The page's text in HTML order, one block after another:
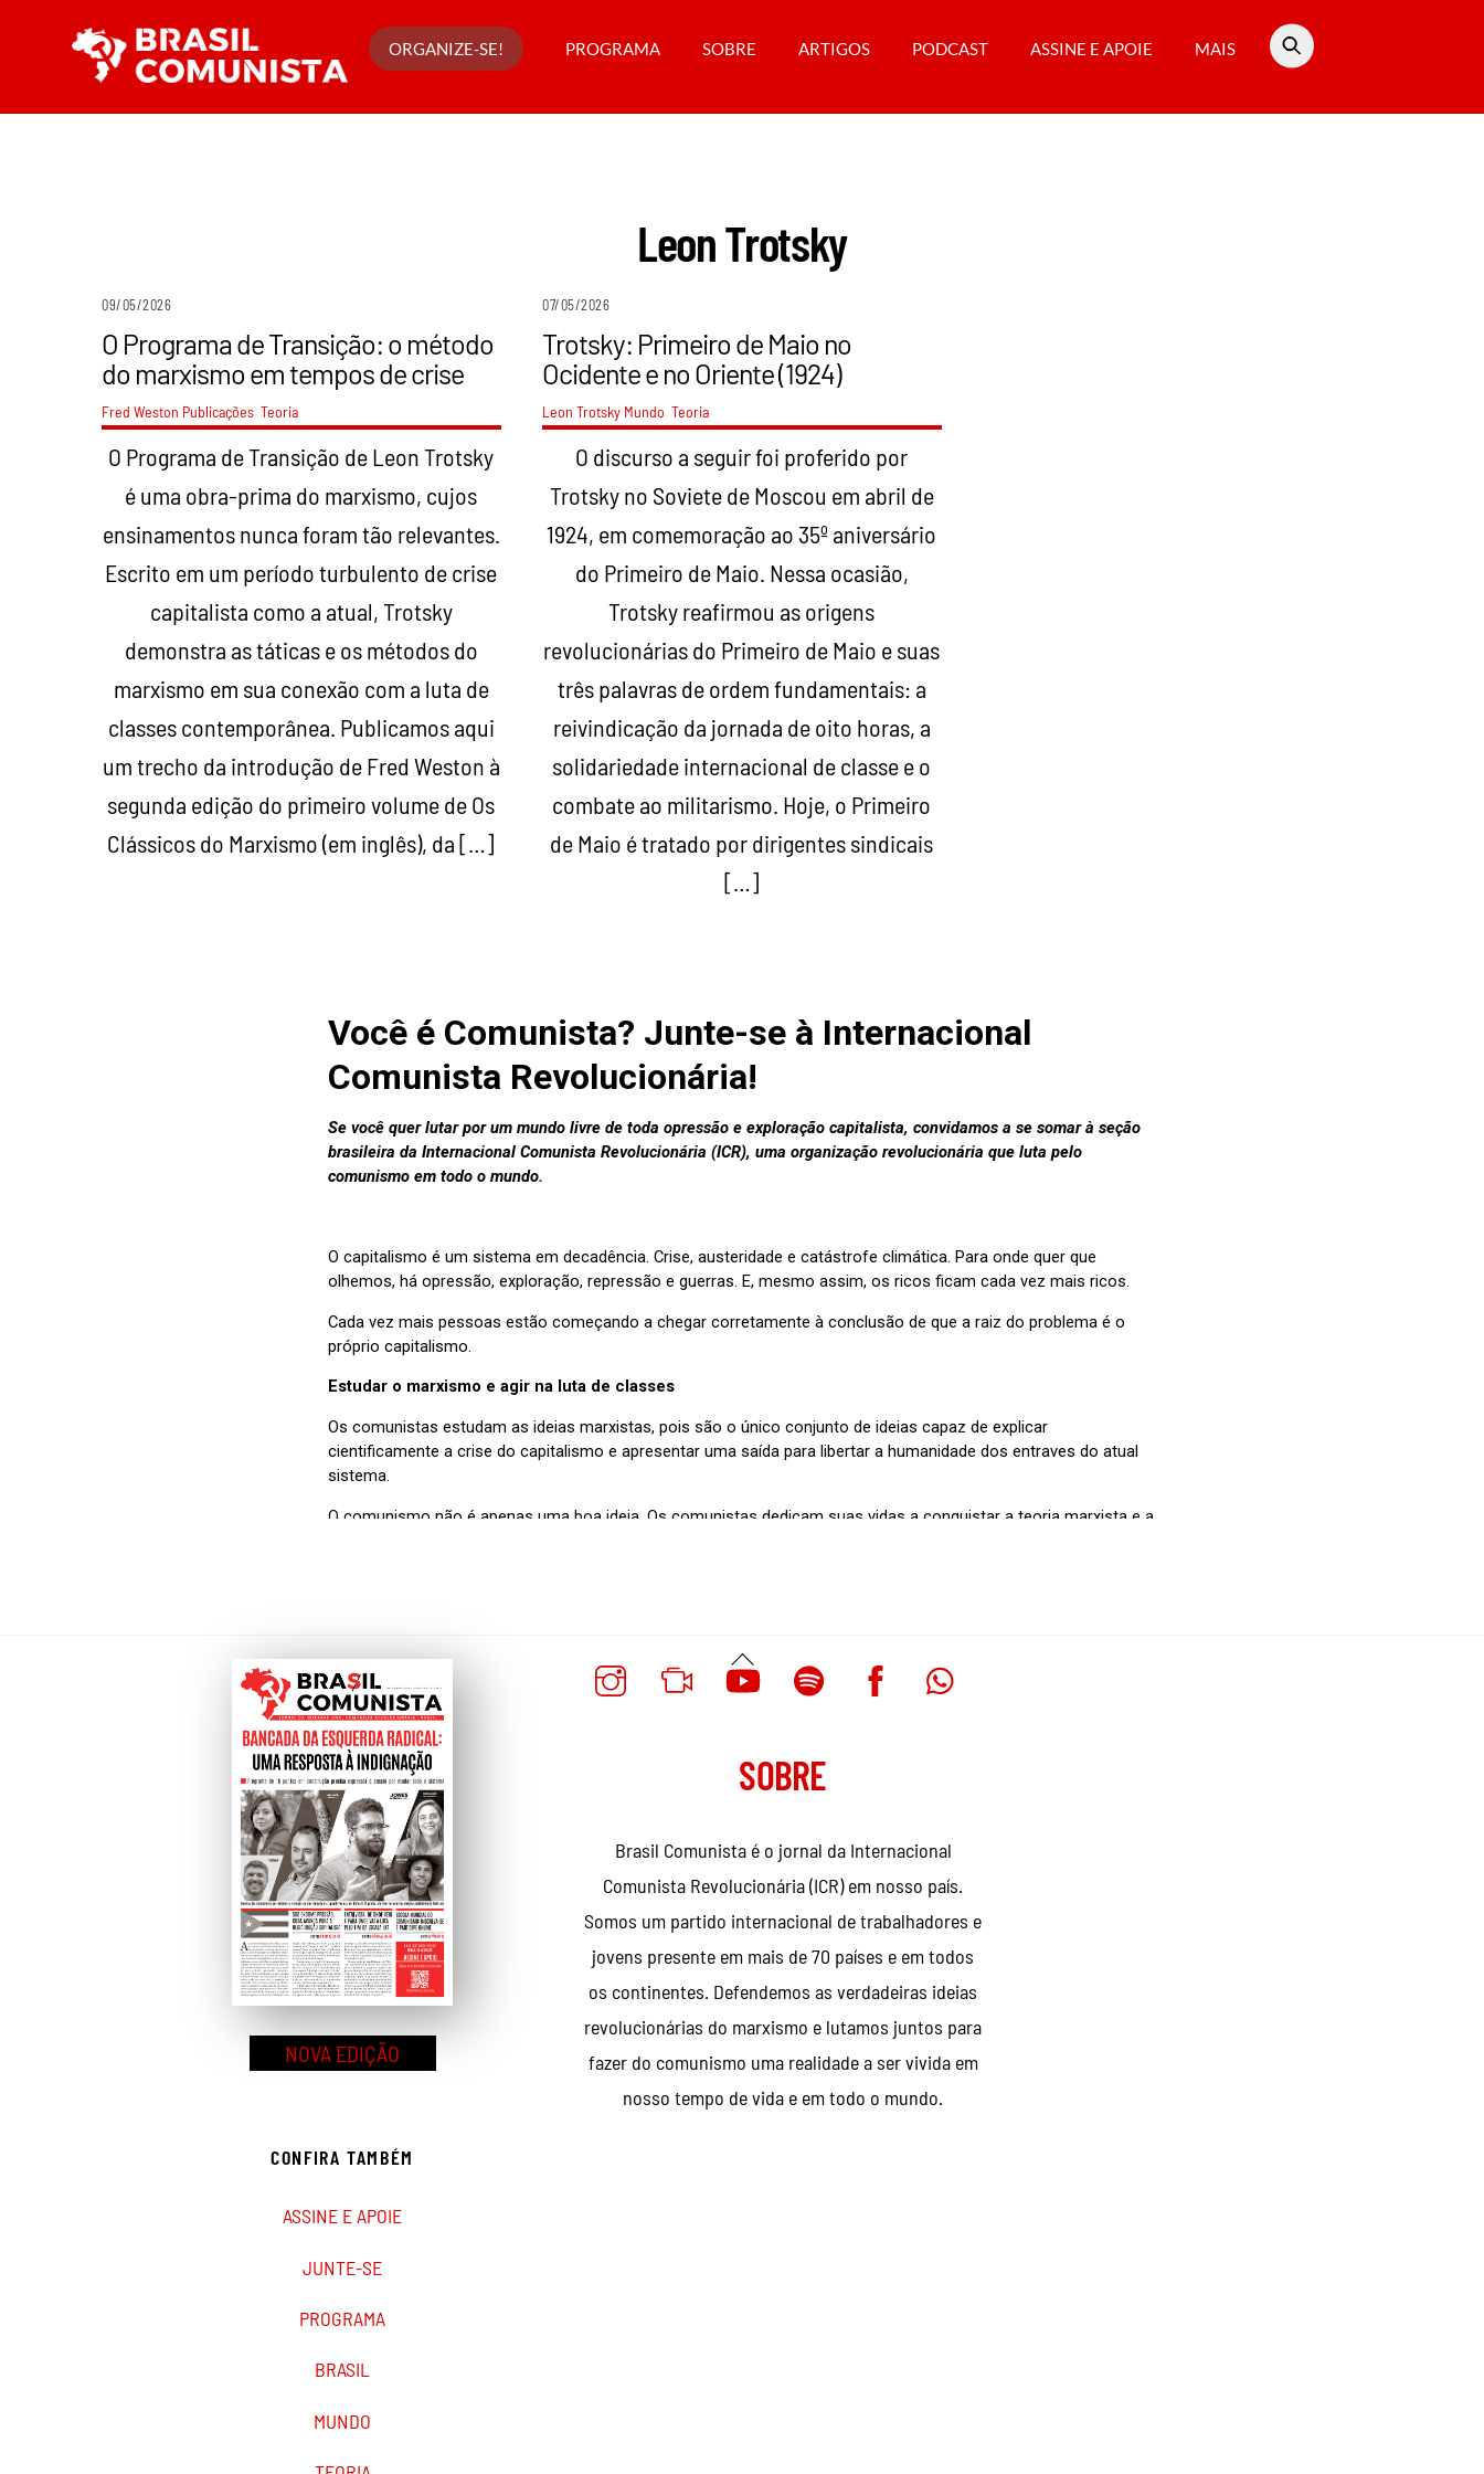
conteúdo
ORGANIZE-SE! PROGRAMA SOBRE ARTIGOS PODCAST ASSINE E APOIE MAIS
Leon Trotsky
09/05/2026
O Programa de Transição: o método
do marxismo em tempos de crise
Fred Weston Publicações Teoria
O Programa de Transição de Leon Trotsky
é uma obra-prima do marxismo, cujos
ensinamentos nunca foram tão relevantes.
Escrito em um período turbulento de crise
capitalista como a atual, Trotsky
demonstra as táticas e os métodos do
marxismo em sua conexão com a luta de
classes contemporânea. Publicamos aqui
um trecho da introdução de Fred Weston à
segunda edição do primeiro volume de Os
Clássicos do Marxismo (em inglês), da […]
07/05/2026
Trotsky: Primeiro de Maio no
Ocidente e no Oriente (1924)
Leon Trotsky Mundo ,Teoria
O discurso a seguir foi proferido por
Trotsky no Soviete de Moscou em abril de
1924, em comemoração ao 35º aniversário
do Primeiro de Maio. Nessa ocasião,
Trotsky reafirmou as origens
revolucionárias do Primeiro de Maio e suas
três palavras de ordem fundamentais: a
reivindicação da jornada de oito horas, a
solidariedade internacional de classe e o
combate ao militarismo. Hoje, o Primeiro
de Maio é tratado por dirigentes sindicais
[…]
Voltar
Ao
NOVA EDIÇÃO
SOBRE
Brasil Comunista é o jornal da Internacional
Comunista Revolucionária (ICR) em nosso país.
Somos um partido internacional de trabalhadores e
jovens presente em mais de 70 países e em todos
os continentes. Defendemos as verdadeiras ideias
revolucionárias do marxismo e lutamos juntos para
fazer do comunismo uma realidade a ser vivida em
nosso tempo de vida e em todo o mundo.
CONFIRA TAMBÉM
ASSINE E APOIE
JUNTE-SE
PROGRAMA
BRASIL
MUNDO